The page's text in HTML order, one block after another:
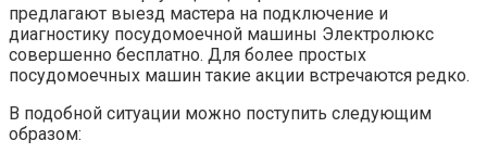
предлагают выезд мастера на подключение и
диагностику посудомоечной машины Электролюкс
совершенно бесплатно. Для более простых
посудомоечных машин такие акции встречаются редко.
В подобной ситуации можно поступить следующим
образом: